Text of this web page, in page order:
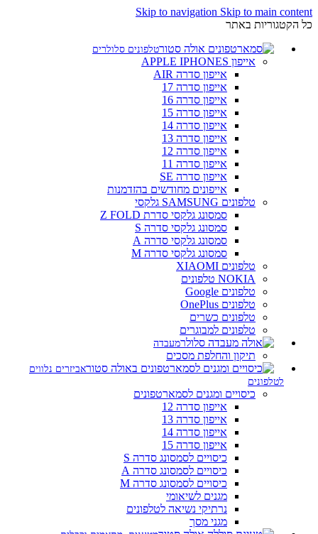
Skip to navigation Skip to main content
כל הקטגוריות באתר
טלפונים סלולרים
אייפון APPLE IPHONES
אייפון סדרה AIR
אייפון סדרה 17
אייפון סדרה 16
אייפון סדרה 15
אייפון סדרה 14
אייפון סדרה 13
אייפון סדרה 12
אייפון סדרה 11
אייפון סדרה SE
אייפונים מחודשים בהזדמנות
טלפונים SAMSUNG גלקסי
סמסונג גלקסי סדרת Z FOLD
סמסונג גלקסי סדרה S
סמסונג גלקסי סדרה A
סמסונג גלקסי סדרה M
טלפונים XIAOMI
NOKIA טלפונים
טלפונים Google
טלפונים OnePlus
טלפונים כשרים
טלפונים למבוגרים
מעבדה
תיקון והחלפת מסכים
אביזרים נלווים
לטלפונים
כיסויים ומגנים לסמארטפונים
אייפון סדרה 12
אייפון סדרה 13
אייפון סדרה 14
אייפון סדרה 15
כיסויים לסמסונג סדרה S
כיסויים לסמסונג סדרה A
כיסויים לסמסונג סדרה M
מגנים לשיאומי
נרתיקי נשיאה לטלפונים
מגני מסך